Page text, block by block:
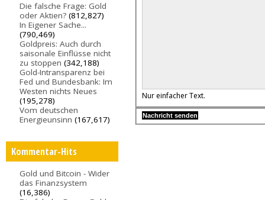
Die falsche Frage: Gold
oder Aktien? (812,827)
In Eigener Sache...
(790,469)
Goldpreis: Auch durch
saisonale Einflüsse nicht
zu stoppen (342,188)
Gold-Intransparenz bei
Fed und Bundesbank: Im
Westen nichts Neues
(195,278)
Vom deutschen
Energieunsinn (167,617)
Kommentar-Hits
Gold und Bitcoin - Wider
das Finanzsystem
(16,386)
Nur einfacher Text.